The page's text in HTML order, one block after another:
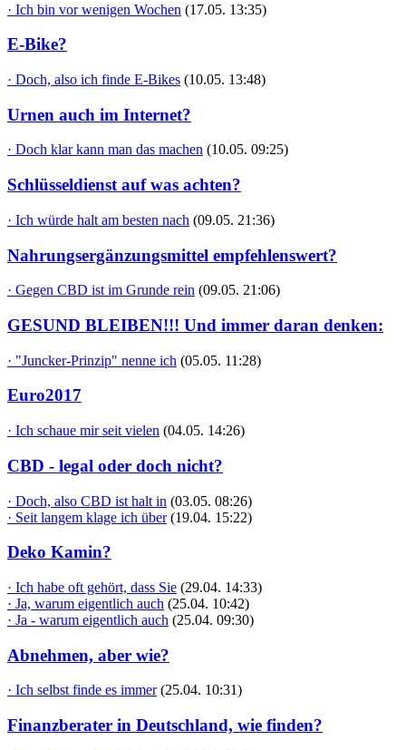
· Ich bin vor wenigen Wochen (17.05. 13:35)
E-Bike?
· Doch, also ich finde E-Bikes (10.05. 13:48)
Urnen auch im Internet?
· Doch klar kann man das machen (10.05. 09:25)
Schlüsseldienst auf was achten?
· Ich würde halt am besten nach (09.05. 21:36)
Nahrungsergänzungsmittel empfehlenswert?
· Gegen CBD ist im Grunde rein (09.05. 21:06)
GESUND BLEIBEN!!! Und immer daran denken:
· "Juncker-Prinzip" nenne ich (05.05. 11:28)
Euro2017
· Ich schaue mir seit vielen (04.05. 14:26)
CBD - legal oder doch nicht?
· Doch, also CBD ist halt in (03.05. 08:26)
· Seit langem klage ich über (19.04. 15:22)
Deko Kamin?
· Ich habe oft gehört, dass Sie (29.04. 14:33)
· Ja, warum eigentlich auch (25.04. 10:42)
· Ja - warum eigentlich auch (25.04. 09:30)
Abnehmen, aber wie?
· Ich selbst finde es immer (25.04. 10:31)
Finanzberater in Deutschland, wie finden?